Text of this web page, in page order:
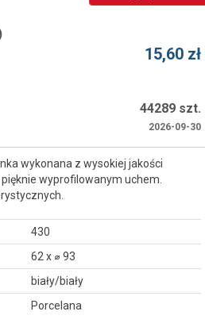
15,60 zł
44289 szt.
2026-09-30
wykonana z wysokiej jakości
wyprofilowanym uchem.
430
62 x ⌀ 93
biały/biały
Porcelana